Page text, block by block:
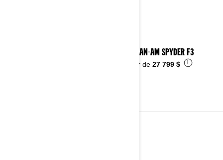
2025 CAN-AM SPYDER F3
À partir de 27 799 $ i